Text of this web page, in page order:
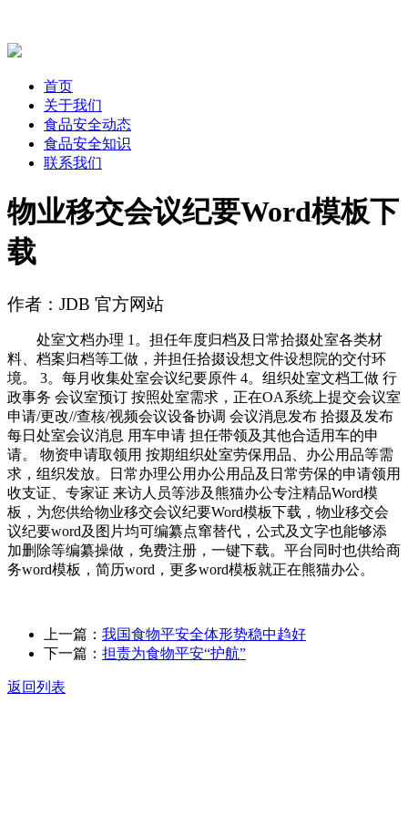
首页
关于我们
食品安全动态
食品安全知识
联系我们
物业移交会议纪要Word模板下
载
作者：JDB 官方网站
处室文档办理 1。担任年度归档及日常拾掇处室各类材
料、档案归档等工做，并担任拾掇设想文件设想院的交付环
境。 3。每月收集处室会议纪要原件 4。组织处室文档工做 行
政事务 会议室预订 按照处室需求，正在OA系统上提交会议室
申请/更改//查核/视频会议设备协调 会议消息发布 拾掇及发布
每日处室会议消息 用车申请 担任带领及其他合适用车的申
请。 物资申请取领用 按期组织处室劳保用品、办公用品等需
求，组织发放。日常办理公用办公用品及日常劳保的申请领用
收支证、专家证 来访人员等涉及熊猫办公专注精品Word模
板，为您供给物业移交会议纪要Word模板下载，物业移交会
议纪要word及图片均可编纂点窜替代，公式及文字也能够添
加删除等编纂操做，免费注册，一键下载。平台同时也供给商
务word模板，简历word，更多word模板就正在熊猫办公。
上一篇： 我国食物平安全体形势稳中趋好
下一篇： 担责为食物平安“护航”
返回列表